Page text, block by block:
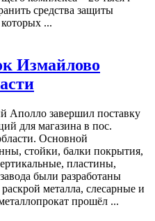
средства защиты
...
Измайлово
Аполло завершил поставку
для магазина в пос.
Основной
стойки, балки покрытия,
пластины,
были разработаны
металла, слесарные и
прошёл ...